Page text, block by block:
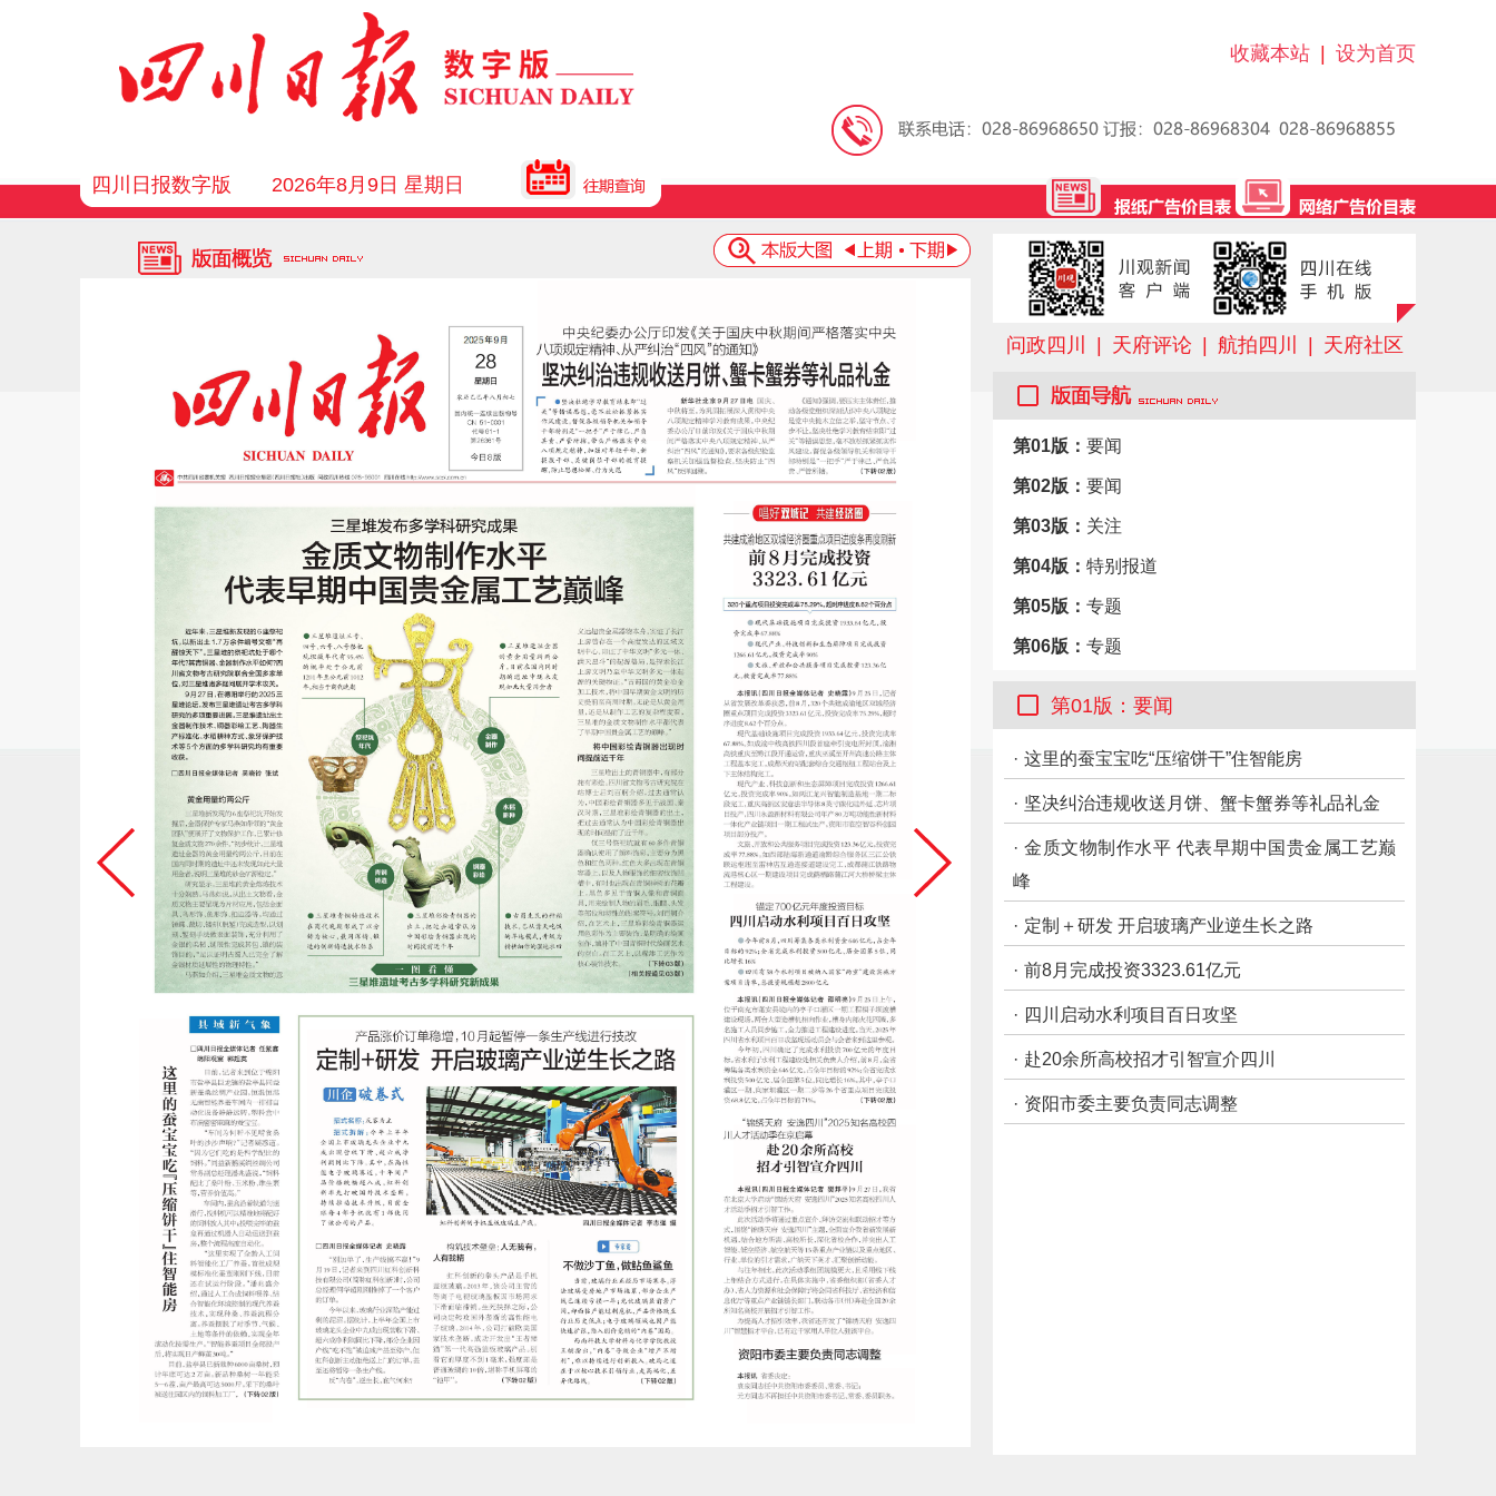
四川日报数字版 2026年8月9日 星期日
收藏本站 设为首页
问政四川 天府评论 航拍四川 天府社区
第01版： 要闻
第02版： 要闻
第03版： 关注
第04版： 特别报道
第05版： 专题
第06版： 专题
第08版：市州观察·达州
第01版：要闻
· 这里的蚕宝宝吃“压缩饼干”住智能房
· 坚决纠治违规收送月饼、蟹卡蟹券等礼品礼金
· 金质文物制作水平 代表早期中国贵金属工艺巅
峰
· 定制＋研发 开启玻璃产业逆生长之路
· 前8月完成投资3323.61亿元
· 四川启动水利项目百日攻坚
· 赴20余所高校招才引智宣介四川
· 资阳市委主要负责同志调整